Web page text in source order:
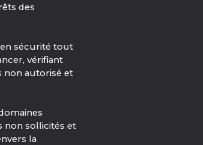
des
sécurité tout
vérifiant
non autorisé et
non sollicités et
la